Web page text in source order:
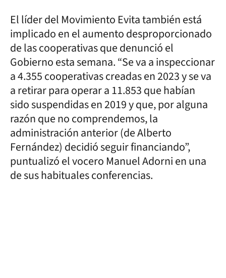
El líder del Movimiento Evita también está
implicado en el aumento desproporcionado
de las cooperativas que denunció el
Gobierno esta semana. “Se va a inspeccionar
a 4.355 cooperativas creadas en 2023 y se va
a retirar para operar a 11.853 que habían
sido suspendidas en 2019 y que, por alguna
razón que no comprendemos, la
administración anterior (de Alberto
Fernández) decidió seguir financiando”,
puntualizó el vocero Manuel Adorni en una
de sus habituales conferencias.